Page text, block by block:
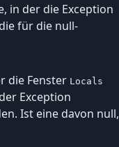
in der die Exception
für die null-
die Fenster Locals
Exception
Ist eine davon null,